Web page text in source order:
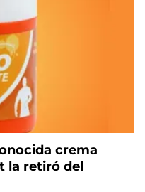
crema
la retiró del